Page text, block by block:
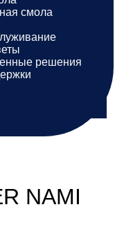
смола
решения
NAMI